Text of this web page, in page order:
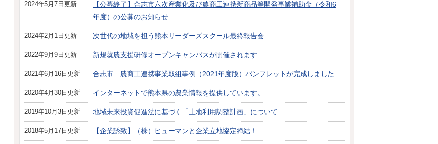
2024年5月7日更新
【公募終了】合志市六次産業化及び農商工連携新商品等開発事業補助金（令和6
年度）の公募のお知らせ
2024年2月1日更新 次世代の地域を担う熊本リーダーズスクール最終報告会
2022年9月9日更新 新規就農支援研修オープンキャンパスが開催されます
2021年6月16日更新 合志市 農商工連携事業取組事例（2021年度版）パンフレットが完成しました
2020年4月30日更新 インターネットで熊本県の農業情報を提供しています。
2019年10月3日更新 地域未来投資促進法に基づく「土地利用調整計画」について
2018年5月17日更新 【企業誘致】（株）ヒューマンと企業立地協定締結！